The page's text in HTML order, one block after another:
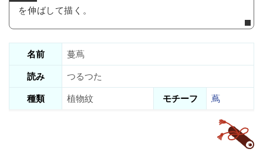
を伸ばして描く。
名前
蔓蔦
読み
つるつた
種類
植物紋 モチーフ 蔦